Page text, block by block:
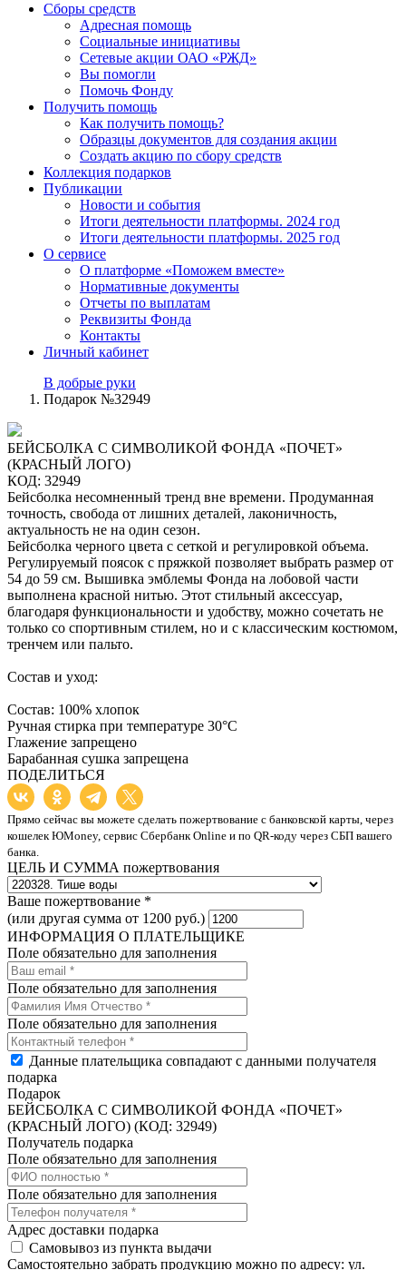
Сборы средств
Адресная помощь
Социальные инициативы
Сетевые акции ОАО «РЖД»
Вы помогли
Помочь Фонду
Получить помощь
Как получить помощь?
Образцы документов для создания акции
Создать акцию по сбору средств
Коллекция подарков
Публикации
Новости и события
Итоги деятельности платформы. 2024 год
Итоги деятельности платформы. 2025 год
О сервисе
О платформе «Поможем вместе»
Нормативные документы
Отчеты по выплатам
Реквизиты Фонда
Контакты
Личный кабинет
В добрые руки
Подарок №32949
БЕЙСБОЛКА С СИМВОЛИКОЙ ФОНДА «ПОЧЕТ»
(КРАСНЫЙ ЛОГО)
КОД: 32949
Бейсболка несомненный тренд вне времени. Продуманная
точность, свобода от лишних деталей, лаконичность,
актуальность не на один сезон.
Бейсболка черного цвета с сеткой и регулировкой объема.
Регулируемый поясок с пряжкой позволяет выбрать размер от
54 до 59 см. Вышивка эмблемы Фонда на лобовой части
выполнена красной нитью. Этот стильный аксессуар,
благодаря функциональности и удобству, можно сочетать не
только со спортивным стилем, но и с классическим костюмом,
тренчем или пальто.
Состав и уход:
Состав: 100% хлопок
Ручная стирка при температуре 30°C
Глажение запрещено
Барабанная сушка запрещена
ПОДЕЛИТЬСЯ
Прямо сейчас вы можете сделать пожертвование с банковской карты, через
кошелек ЮMoney, сервис Сбербанк Online и по QR-коду через СБП вашего
банка.
ЦЕЛЬ И СУММА пожертвования
Ваше пожертвование *
(или другая сумма от 1200 руб.)
ИНФОРМАЦИЯ О ПЛАТЕЛЬЩИКЕ
Поле обязательно для заполнения
Поле обязательно для заполнения
Поле обязательно для заполнения
Данные плательщика совпадают с данными получателя
подарка
Подарок
БЕЙСБОЛКА С СИМВОЛИКОЙ ФОНДА «ПОЧЕТ»
(КРАСНЫЙ ЛОГО) (КОД: 32949)
Получатель подарка
Поле обязательно для заполнения
Поле обязательно для заполнения
Адрес доставки подарка
Самовывоз из пункта выдачи
Самостоятельно забрать продукцию можно по адресу: ул.